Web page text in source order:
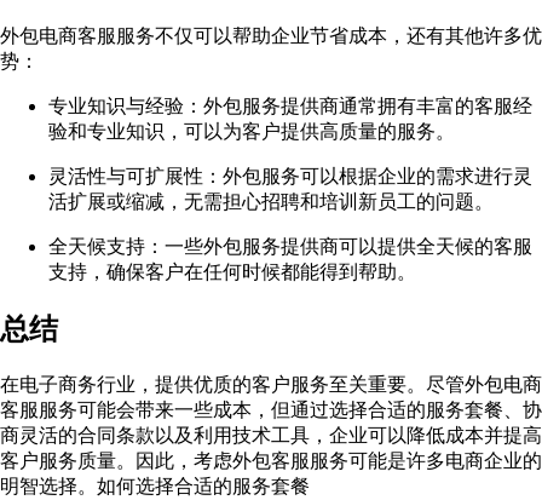
外包电商客服服务不仅可以帮助企业节省成本，还有其他许多优
势：
专业知识与经验：外包服务提供商通常拥有丰富的客服经
验和专业知识，可以为客户提供高质量的服务。
灵活性与可扩展性：外包服务可以根据企业的需求进行灵
活扩展或缩减，无需担心招聘和培训新员工的问题。
全天候支持：一些外包服务提供商可以提供全天候的客服
支持，确保客户在任何时候都能得到帮助。
总结
在电子商务行业，提供优质的客户服务至关重要。尽管外包电商
客服服务可能会带来一些成本，但通过选择合适的服务套餐、协
商灵活的合同条款以及利用技术工具，企业可以降低成本并提高
客户服务质量。因此，考虑外包客服服务可能是许多电商企业的
明智选择。如何选择合适的服务套餐